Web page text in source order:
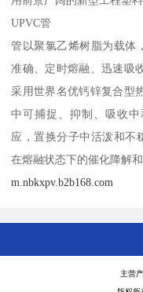
UPVC管
管以聚氯乙烯树脂为载体
准确、定时熔融、迅速吸
采用世界名优钙锌复合型
中可捕捉、抑制、吸收
应，置换分子中活泼和不
在熔融状态下的催化降解和
m.nbkxpv.b2b168.com
主营